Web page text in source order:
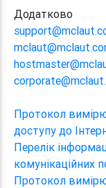
Додатково
Протокол
доступу до
Перелік
Протокол